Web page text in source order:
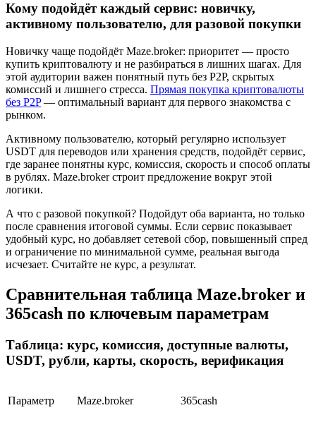
Кому подойдёт каждый сервис: новичку,
активному пользователю, для разовой покупки
Новичку чаще подойдёт Maze.broker: приоритет — просто
купить криптовалюту и не разбираться в лишних шагах. Для
этой аудитории важен понятный путь без P2P, скрытых
комиссий и лишнего стресса. Прямая покупка криптовалюты
без P2P— оптимальный вариант для первого знакомства с
рынком.
Активному пользователю, который регулярно использует
USDT для переводов или хранения средств, подойдёт сервис,
где заранее понятны курс, комиссия, скорость и способ оплаты
в рублях. Maze.broker строит предложение вокруг этой
логики.
А что с разовой покупкой? Подойдут оба варианта, но только
после сравнения итоговой суммы. Если сервис показывает
удобный курс, но добавляет сетевой сбор, повышенный спред
и ограничение по минимальной сумме, реальная выгода
исчезает. Считайте не курс, а результат.
Сравнительная таблица Maze.broker и
365cash по ключевым параметрам
Таблица: курс, комиссия, доступные валюты,
USDT, рубли, карты, скорость, верификация
Параметр Maze.broker 365cash